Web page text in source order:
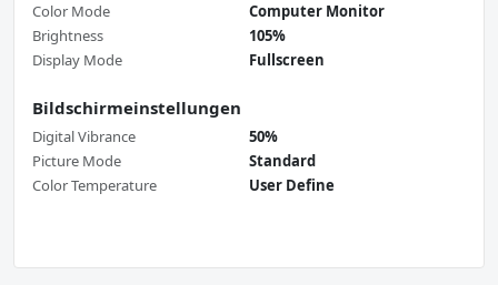
Color Mode
Computer Monitor
Brightness
105%
Display Mode
Fullscreen
Bildschirmeinstellungen
Digital Vibrance
50%
Picture Mode
Standard
Color Temperature
User Define